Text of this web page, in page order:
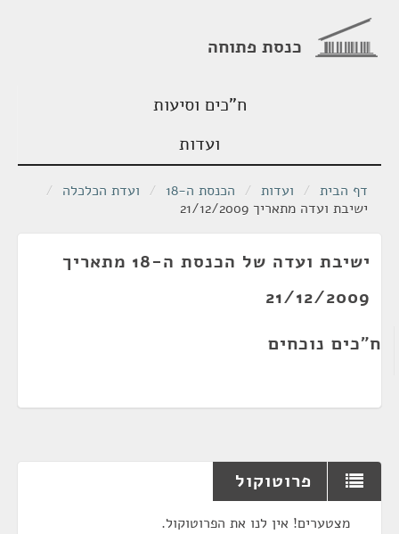
כנסת פתוחה
ח"כים וסיעות
ועדות
דף הבית / ועדות / הכנסת ה-18 / ועדת הכלכלה /
ישיבת ועדה מתאריך 21/12/2009
ישיבת ועדה של הכנסת ה-18 מתאריך
21/12/2009
ח"כים נוכחים
פרוטוקול
מצטערים! אין לנו את הפרוטוקול.